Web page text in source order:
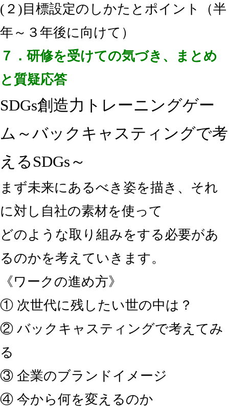
(２)目標設定のしかたとポイント（半
年～３年後に向けて）
７．研修を受けての気づき、まとめ
と質疑応答
SDGs創造力トレーニングゲー
ム～バックキャスティングで考
えるSDGs～
まず未来にあるべき姿を描き、それ
に対し自社の素材を使って
どのような取り組みをする必要があ
るのかを考えていきます。
《ワークの進め方》
① 次世代に残したい世の中は？
② バックキャスティングで考えてみ
る
③ 企業のブランドイメージ
④ 今から何を変えるのか